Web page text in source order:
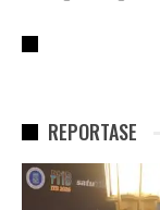
REPORTASE